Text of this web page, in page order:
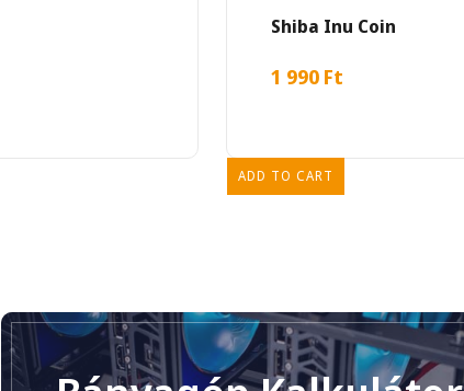
ADD TO CART
Shiba Inu Coin
1 990 Ft